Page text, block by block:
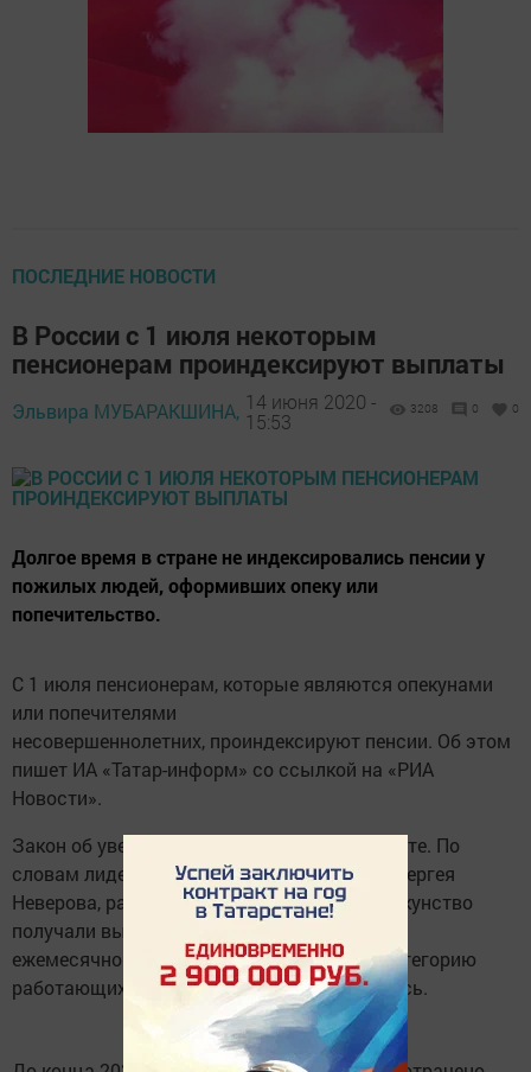
ПОСЛЕДНИЕ НОВОСТИ
В России с 1 июля некоторым
пенсионерам проиндексируют выплаты
Эльвира МУБАРАКШИНА, 14 июня 2020 -
15:53
3208 0 0
Долгое время в стране не индексировались пенсии у
пожилых людей, оформивших опеку или
попечительство.
С 1 июля пенсионерам, которые являются опекунами
или попечителями
несовершеннолетних, проиндексируют пенсии. Об этом
пишет ИА «Татар-информ» со ссылкой на «РИА
Новости».
Закон об увеличении выплат приняли в марте. По
словам лидера фракции «Единая Россия» Сергея
Неверова, раньше такие пенсионеры за опекунство
получали выплату в размере 3–4 тыс. руб.
ежемесячно. Из-за этого они попадали в категорию
работающих и их пенсии не индексировались.